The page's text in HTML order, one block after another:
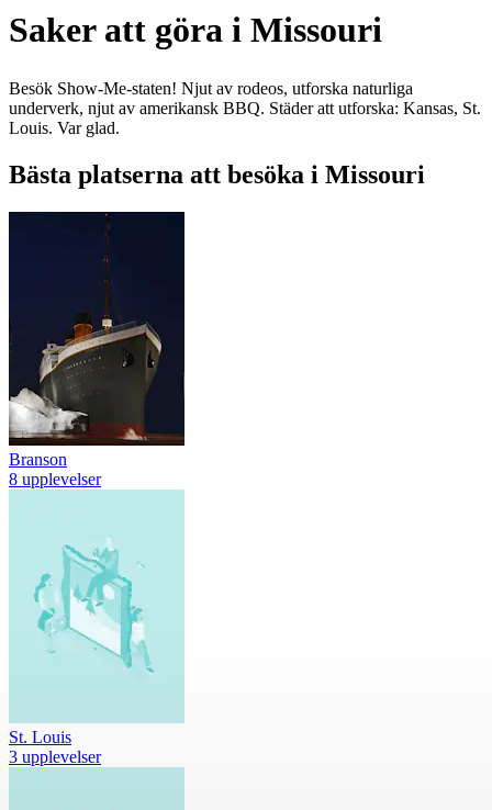
Saker att göra i Missouri
Besök Show-Me-staten! Njut av rodeos, utforska naturliga
underverk, njut av amerikansk BBQ. Städer att utforska: Kansas, St.
Louis. Var glad.
Bästa platserna att besöka i Missouri
Branson
8 upplevelser
St. Louis
3 upplevelser